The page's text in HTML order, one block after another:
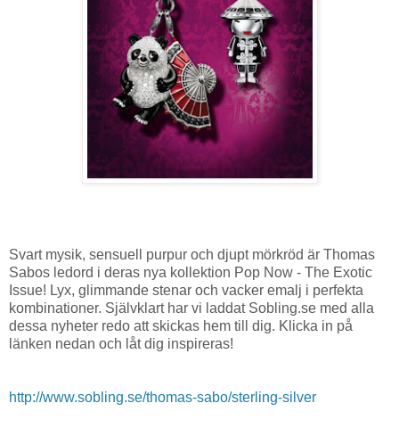
Svart mysik, sensuell purpur och djupt mörkröd är Thomas
Sabos ledord i deras nya kollektion Pop Now - The Exotic
Issue! Lyx, glimmande stenar och vacker emalj i perfekta
kombinationer. Självklart har vi laddat Sobling.se med alla
dessa nyheter redo att skickas hem till dig. Klicka in på
länken nedan och låt dig inspireras!
http://www.sobling.se/thomas-sabo/sterling-silver